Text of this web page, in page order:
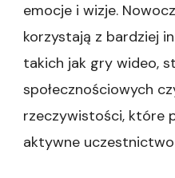
emocje i wizje.
korzystają z bardziej
takich jak gry wideo,
społecznościowych
rzeczywistości, które
aktywne